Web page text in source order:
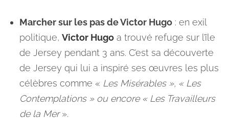
Marcher sur les pas de Victor Hugo : en exil
politique, Victor Hugo a trouvé refuge sur l’île
de Jersey pendant 3 ans. C’est sa découverte
de Jersey qui lui a inspiré ses œuvres les plus
célèbres comme « Les Misérables », « Les
Contemplations » ou encore « Les Travailleurs
de la Mer».